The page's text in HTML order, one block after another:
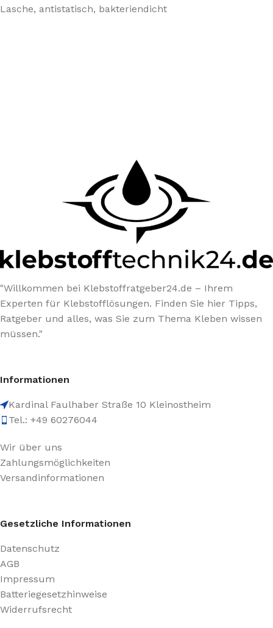
Lasche, antistatisch, bakteriendicht
"Willkommen bei Klebstoffratgeber24.de – Ihrem
Experten für Klebstofflösungen. Finden Sie hier Tipps,
Ratgeber und alles, was Sie zum Thema Kleben wissen
müssen."
Informationen
Kardinal Faulhaber Straße 10 Kleinostheim
Tel.: +49 60276044
Wir über uns
Zahlungsmöglichkeiten
Versandinformationen
Gesetzliche Informationen
Datenschutz
AGB
Impressum
Batteriegesetzhinweise
Widerrufsrecht